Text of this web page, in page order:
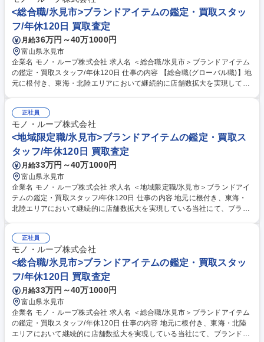
す。現職の先輩がしっかりレクチャーしてくれますのでご安心ください。
募集職種 【富山県氷見市/金属プレス加工製造】残業ほぼ無し/年休127日/
マイカー通勤可
<総合職/氷見市>ブランドアイテムの鑑定・買取スタッ
フ/年休120日 買取査定
月給36万円～40万1000円
富山県氷見市
企業名 モノ・ループ株式会社 求人名 ＜総合職/氷見市＞ブランドアイテム
の鑑定・買取スタッフ/年休120日 仕事の内容 【総合職(グローバル職)】地
元に根付き、東海・北陸エリアにおいて継続的に店舗数拡大を実現してい
営における業務全般(シフト管理及びメンバーマネジメント) ■お客様対応:
ご来店のお客様が持ち込んだ商品の買取査定をお任せ！ 【買取商材】ポケ
モンカード/ブランド品/古美術品など 【当社の大事にする価値観】品物を
買取るだけでなく〈お客様の品物への想いや思い出も伺い気持ちを整理し
ていただいたうえで買取る〉ことを大切にしています。 募集職種 ＜総合
職/氷見市＞ブランドアイテムの鑑定・買取スタッフ/年休120日
正社員
モノ・ループ株式会社
<地域限定職/氷見市>ブランドアイテムの鑑定・買取ス
タッフ/年休120日 買取査定
月給33万円～40万1000円
富山県氷見市
企業名 モノ・ループ株式会社 求人名 ＜地域限定職/氷見市＞ブランドアイ
テムの鑑定・買取スタッフ/年休120日 仕事の内容 地元に根付き、東海・
北陸エリアにおいて継続的に店舗数拡大を実現している当社にて、ブラン
ける業務全般(シフト管理及びメンバーマネジメント) ■お客様対応:ご来店
のお客様が持ち込んだ商品の買取査定をお任せ！ 【買取商材】ポケモンカ
ード/ブランド品/古美術品など 【当社の大事にする価値観】品物を買取る
だけでなく〈お客様の品物への想いや思い出も伺い気持ちを整理していた
だいたうえで買取る〉ことを大切にしています。 募集職種 ＜地域限定職/
氷見市＞ブランドアイテムの鑑定・買取スタッフ/年休120日
正社員
モノ・ループ株式会社
<総合職/氷見市>ブランドアイテムの鑑定・買取スタッ
フ/年休120日 買取査定
月給33万円～40万1000円
富山県氷見市
企業名 モノ・ループ株式会社 求人名 ＜総合職/氷見市＞ブランドアイテム
の鑑定・買取スタッフ/年休120日 仕事の内容 地元に根付き、東海・北陸
エリアにおいて継続的に店舗数拡大を実現している当社にて、ブランドア